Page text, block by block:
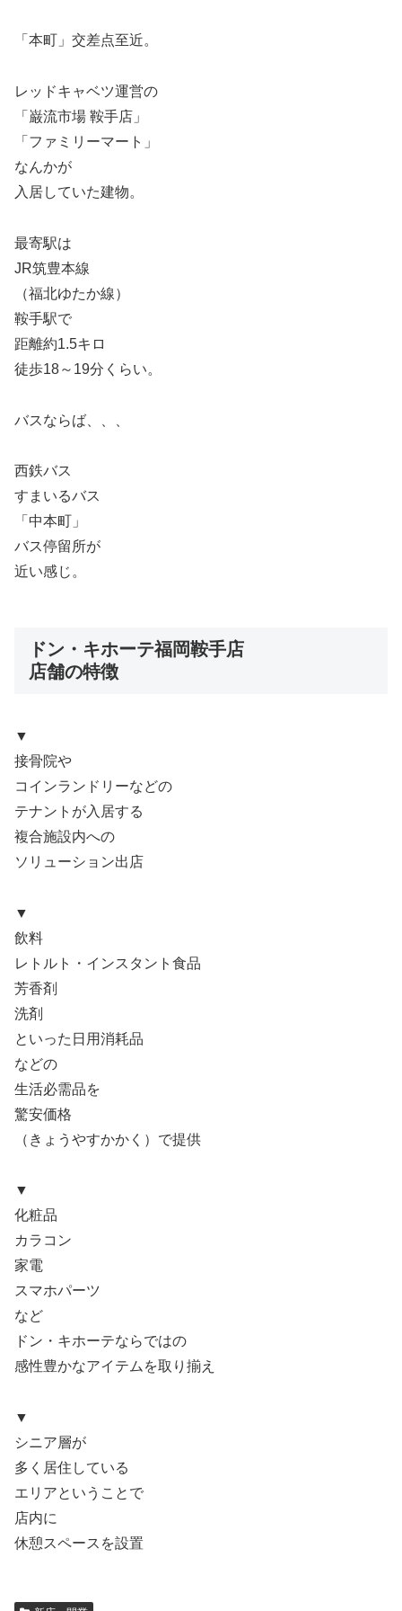
「本町」交差点至近。
レッドキャベツ運営の
「巌流市場 鞍手店」
「ファミリーマート」
なんかが
入居していた建物。
最寄駅は
JR筑豊本線
（福北ゆたか線）
鞍手駅で
距離約1.5キロ
徒歩18～19分くらい。
バスならば、、、
西鉄バス
すまいるバス
「中本町」
バス停留所が
近い感じ。
ドン・キホーテ福岡鞍手店
店舗の特徴
▼
接骨院や
コインランドリーなどの
テナントが入居する
複合施設内への
ソリューション出店
▼
飲料
レトルト・インスタント食品
芳香剤
洗剤
といった日用消耗品
などの
生活必需品を
驚安価格
（きょうやすかかく）で提供
▼
化粧品
カラコン
家電
スマホパーツ
など
ドン・キホーテならではの
感性豊かなアイテムを取り揃え
▼
シニア層が
多く居住している
エリアということで
店内に
休憩スペースを設置